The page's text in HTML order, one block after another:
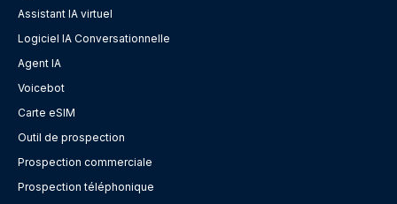
Assistant IA virtuel
Logiciel IA Conversationnelle
Agent IA
Voicebot
Carte eSIM
Outil de prospection
Prospection commerciale
Prospection téléphonique